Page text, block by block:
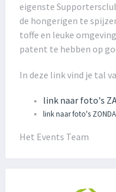
eigenste
de hongerigen te
toffe en leuke
patent te hebben op
In deze link vind je tal
link naar foto's
link naar foto's
Het Events Team